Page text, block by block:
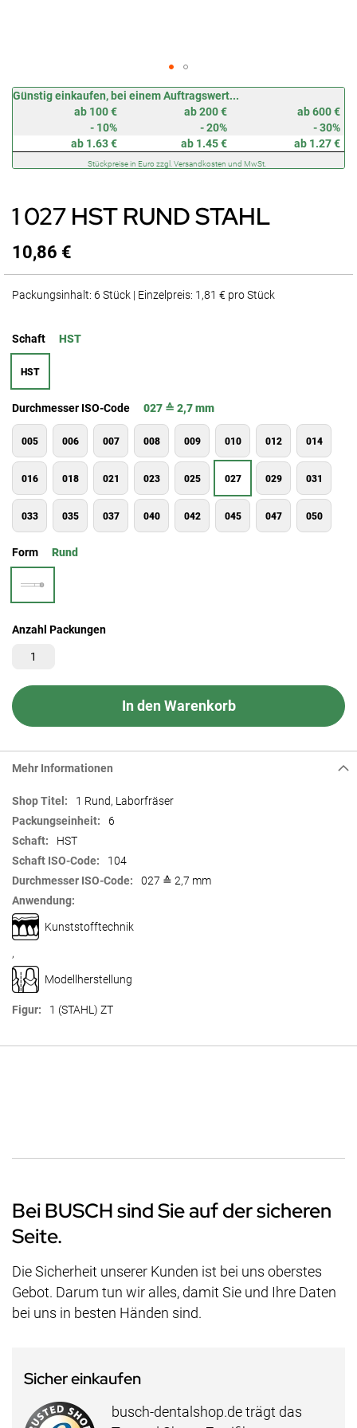
Günstig einkaufen, bei einem Auftragswert...
ab 100 €
ab 200 €
ab 600 €
- 10%
- 20%
- 30%
ab 1.63 €
ab 1.45 € ab 1.27 €
Stückpreise in Euro zzgl. Versandkosten und MwSt.
1 027 HST RUND STAHL
10,86 €
Packungsinhalt: 6 Stück | Einzelpreis: 1,81 € pro Stück
Schaft HST
HST
Durchmesser ISO-Code 027 ≙ 2,7 mm
005 006 007 008 009 010 012 014
016 018 021 023 025 027 029 031
033 035 037 040 042 045 047 050
Form Rund
Anzahl Packungen
In den Warenkorb
Zum
Anfang
springen
Mehr Informationen
Mehr
Informationen
1 Rund, Laborfräser
6
HST
104
027 ≙ 2,7 mm
Kunststofftechnik
,
Modellherstellung
1 (STAHL) ZT
Bei BUSCH sind Sie auf der sicheren
Seite.
Die Sicherheit unserer Kunden ist bei uns oberstes
Gebot. Darum tun wir alles, damit Sie und Ihre Daten
bei uns in besten Händen sind.
Sicher einkaufen
busch-dentalshop.de trägt das